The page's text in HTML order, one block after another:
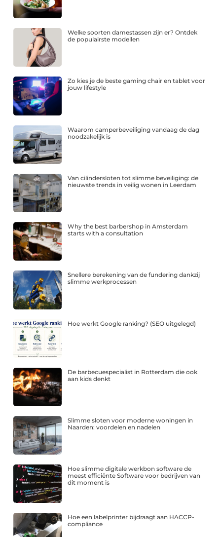
Welke soorten damestassen zijn er? Ontdek
de populairste modellen
Zo kies je de beste gaming chair en tablet voor
jouw lifestyle
Waarom camperbeveiliging vandaag de dag
noodzakelijk is
Van cilindersloten tot slimme beveiliging: de
nieuwste trends in veilig wonen in Leerdam
Why the best barbershop in Amsterdam
starts with a consultation
Snellere berekening van de fundering dankzij
slimme werkprocessen
Hoe werkt Google ranking? (SEO uitgelegd)
De barbecuespecialist in Rotterdam die ook
aan kids denkt
Slimme sloten voor moderne woningen in
Naarden: voordelen en nadelen
Hoe slimme digitale werkbon software de
meest efficiënte Software voor bedrijven van
dit moment is
Hoe een labelprinter bijdraagt aan HACCP-
compliance